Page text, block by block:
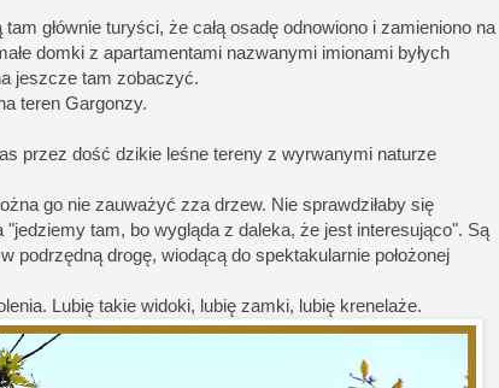
głównie turyści, że całą osadę odnowiono i zamieniono na
domki z apartamentami nazwanymi imionami byłych
jeszcze tam zobaczyć.
teren Gargonzy.
przez dość dzikie leśne tereny z wyrwanymi naturze
go nie zauważyć zza drzew. Nie sprawdziłaby się
tam, bo wygląda z daleka, że jest interesująco". Są
podrzędną drogę, wiodącą do spektakularnie położonej
Lubię takie widoki, lubię zamki, lubię krenelaże.